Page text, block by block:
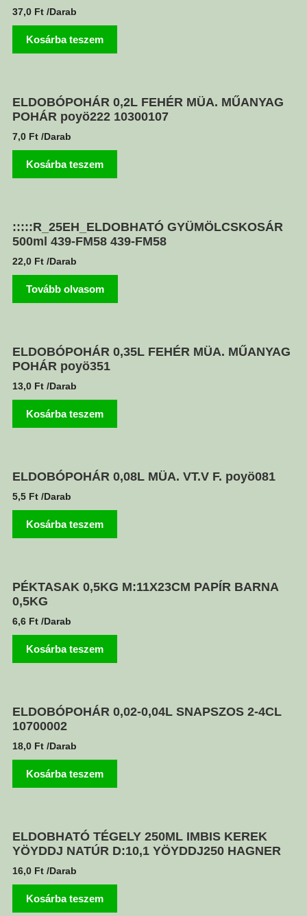
37,0 Ft /Darab
Kosárba teszem
ELDOBÓPOHÁR 0,2L FEHÉR MÜA. MŰANYAG
POHÁR poyö222 10300107
7,0 Ft /Darab
Kosárba teszem
:::::R_25EH_ELDOBHATÓ GYÜMÖLCSKOSÁR
500ml 439-FM58 439-FM58
22,0 Ft /Darab
Tovább olvasom
ELDOBÓPOHÁR 0,35L FEHÉR MÜA. MŰANYAG
POHÁR poyö351
13,0 Ft /Darab
Kosárba teszem
ELDOBÓPOHÁR 0,08L MÜA. VT.V F. poyö081
5,5 Ft /Darab
Kosárba teszem
PÉKTASAK 0,5KG M:11X23CM PAPÍR BARNA
0,5KG
6,6 Ft /Darab
Kosárba teszem
ELDOBÓPOHÁR 0,02-0,04L SNAPSZOS 2-4CL
10700002
18,0 Ft /Darab
Kosárba teszem
ELDOBHATÓ TÉGELY 250ML IMBIS KEREK
YÖYDDJ NATÚR D:10,1 YÖYDDJ250 HAGNER
16,0 Ft /Darab
Kosárba teszem